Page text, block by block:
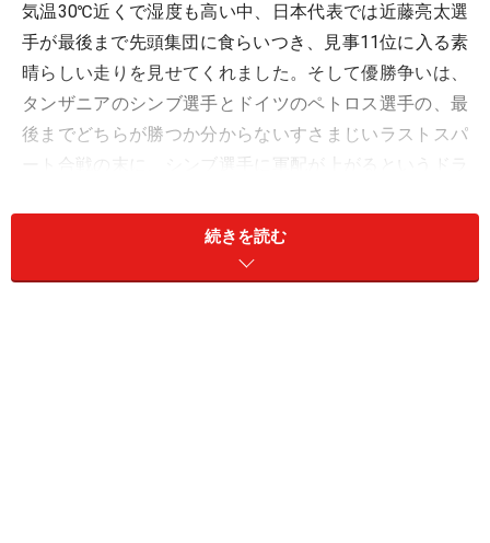
気温30℃近くで湿度も高い中、日本代表では近藤亮太選
手が最後まで先頭集団に食らいつき、見事11位に入る素
晴らしい走りを見せてくれました。そして優勝争いは、
タンザニアのシンブ選手とドイツのペトロス選手の、最
後までどちらが勝つか分からないすさまじいラストスパ
ート合戦の末に、シンブ選手に軍配が上がるというドラ
実はこうした熱いレースの裏で、激しい“シューズメーカ
ーの争い”もありました。
続きを読む